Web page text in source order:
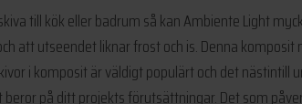
till kök eller badrum så kan Ambiente Light
att utseendet liknar frost och is. Denna
i komposit är väldigt populärt och det
på ditt projekts förutsättningar. Det som